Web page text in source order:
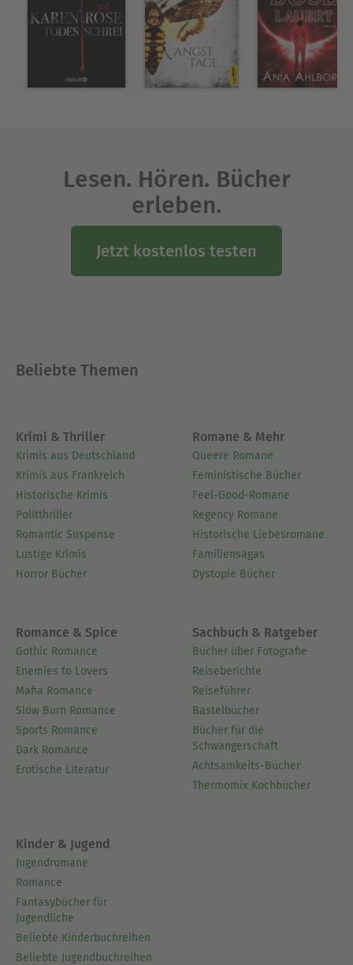
Lesen. Hören. Bücher
erleben.
Jetzt kostenlos testen
Beliebte Themen
Krimi & Thriller
Krimis aus Deutschland
Krimis aus Frankreich
Historische Krimis
Politthriller
Romantic Suspense
Lustige Krimis
Horror Bücher
Romane & Mehr
Queere Romane
Feministische Bücher
Feel-Good-Romane
Regency Romane
Historische Liebesromane
Familiensagas
Dystopie Bücher
Romance & Spice
Gothic Romance
Enemies to Lovers
Mafia Romance
Slow Burn Romance
Sports Romance
Dark Romance
Erotische Literatur
Sachbuch & Ratgeber
Bücher über Fotografie
Reiseberichte
Reiseführer
Bastelbücher
Bücher für die
Schwangerschaft
Achtsamkeits-Bücher
Thermomix Kochbücher
Kinder & Jugend
Jugendromane
Romance
Fantasybücher für
Jugendliche
Beliebte Kinderbuchreihen
Beliebte Jugendbuchreihen